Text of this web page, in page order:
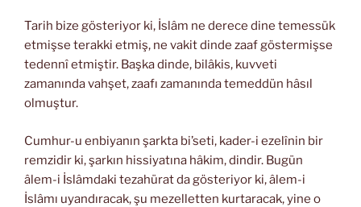
Tarih bize gösteriyor ki, İslâm ne derece dine temessük
etmişse terakki etmiş, ne vakit dinde zaaf göstermişse
tedennî etmiştir. Başka dinde, bilâkis, kuvveti
zamanında vahşet, zaafı zamanında temeddün hâsıl
olmuştur.
Cumhur-u enbiyanın şarkta bi’seti, kader-i ezelînin bir
remzidir ki, şarkın hissiyatına hâkim, dindir. Bugün
âlem-i İslâmdaki tezahürat da gösteriyor ki, âlem-i
İslâmı uyandıracak, şu mezelletten kurtaracak, yine o